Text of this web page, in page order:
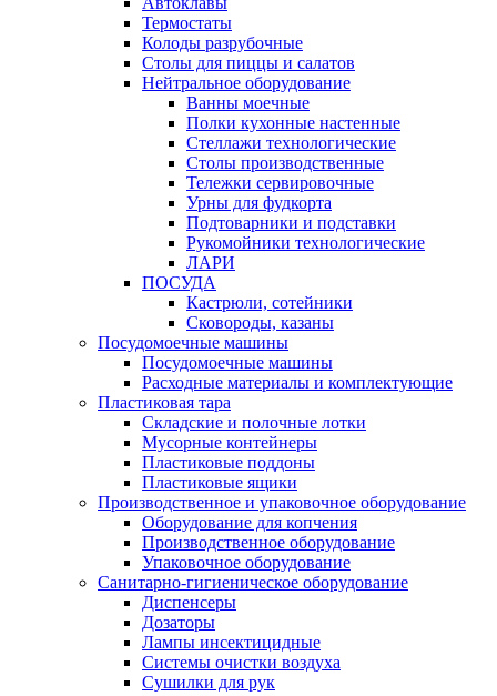
Термостаты
Колоды разрубочные
Столы для пиццы и салатов
Нейтральное оборудование
Ванны моечные
Полки кухонные настенные
Стеллажи технологические
Столы производственные
Тележки сервировочные
Урны для фудкорта
Подтоварники и подставки
Рукомойники технологические
ЛАРИ
ПОСУДА
Кастрюли, сотейники
Сковороды, казаны
Посудомоечные машины
Посудомоечные машины
Расходные материалы и комплектующие
Пластиковая тара
Складские и полочные лотки
Мусорные контейнеры
Пластиковые поддоны
Пластиковые ящики
Производственное и упаковочное оборудование
Оборудование для копчения
Производственное оборудование
Упаковочное оборудование
Санитарно-гигиеническое оборудование
Диспенсеры
Дозаторы
Лампы инсектицидные
Системы очистки воздуха
Сушилки для рук